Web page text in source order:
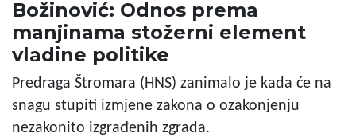
Božinović: Odnos prema
manjinama stožerni element
vladine politike
Predraga Štromara (HNS) zanimalo je kada će na
snagu stupiti izmjene zakona o ozakonjenju
nezakonito izgrađenih zgrada.